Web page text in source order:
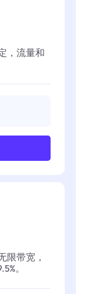
，流量和
限带宽，
。